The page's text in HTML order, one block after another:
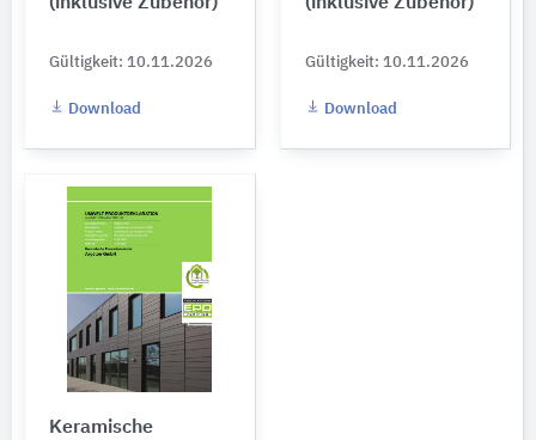
Gültigkeit: 10.11.2026
Download
Gültigkeit: 10.11.2026
Download
Keramische